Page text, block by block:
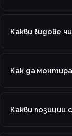
Какви видове
Как да
Какви позиции